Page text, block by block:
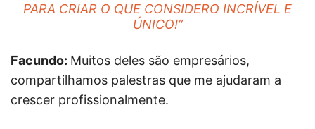
PARA CRIAR O QUE CONSIDERO INCRÍVEL E
ÚNICO!”
Facundo: Muitos deles são empresários,
compartilhamos palestras que me ajudaram a
crescer profissionalmente.